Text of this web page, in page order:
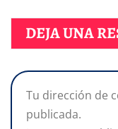
DEJA UNA
Tu dirección de
publicada.